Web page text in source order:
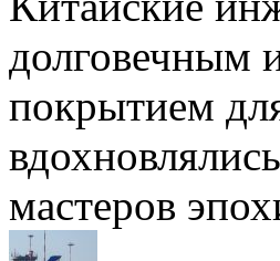
покрытием
мастеров